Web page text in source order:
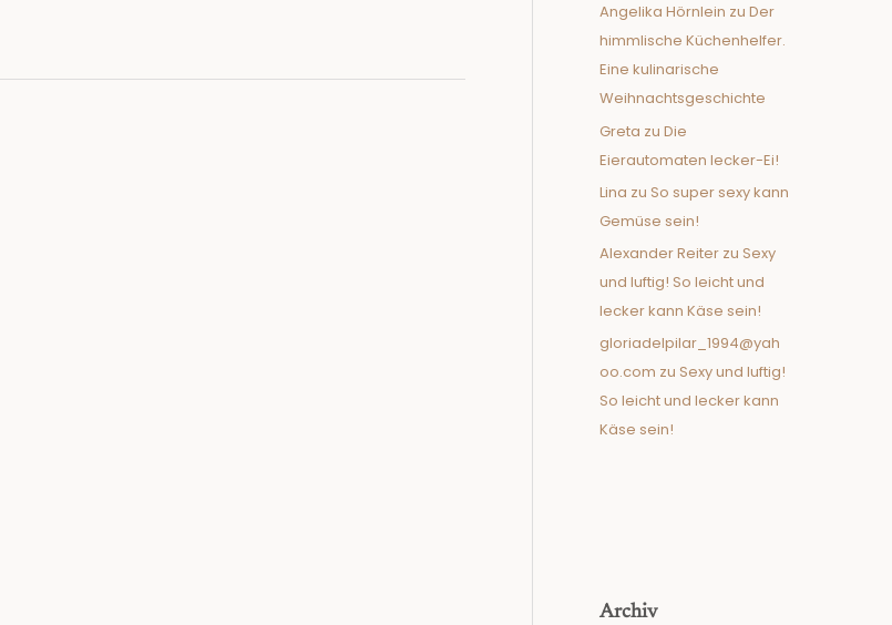
Angelika Hörnlein zu Der
himmlische Küchenhelfer.
Eine kulinarische
Weihnachtsgeschichte
Greta zu Die
Eierautomaten lecker-Ei!
Lina zu So super sexy kann
Gemüse sein!
Alexander Reiter zu Sexy
und luftig! So leicht und
lecker kann Käse sein!
gloriadelpilar_1994@yah
oo.com zu Sexy und luftig!
So leicht und lecker kann
Käse sein!
Archiv